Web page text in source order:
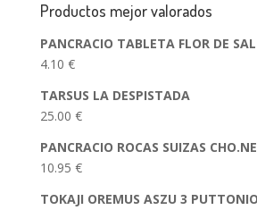
Productos mejor valorados
PANCRACIO TABLETA FLOR DE SAL
4.10 €
TARSUS LA DESPISTADA
25.00 €
PANCRACIO ROCAS SUIZAS
10.95 €
TOKAJI OREMUS ASZU 3